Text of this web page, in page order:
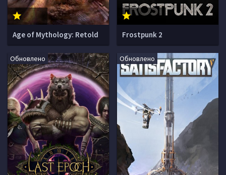
Age of Mythology: Retold Frostpunk 2
Обновлено Обновлено